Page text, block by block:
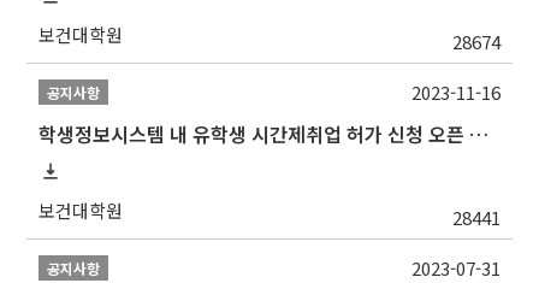
보건대학원 28674
공지사항
학생정보시스템 내 유학생 시간제취업 허가 신청 오픈 안내
보건대학원 28441
2023-11-16
공지사항 2023-07-31